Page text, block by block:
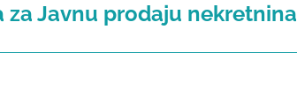
Javnu prodaju nekretnina